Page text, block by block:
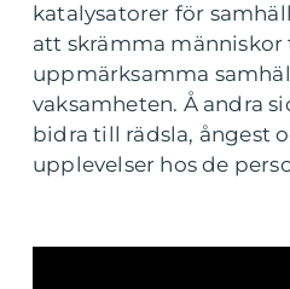
katalysatorer för
att skrämma
uppmärksamma
vaksamheten. Å andra
bidra till rädsla, ångest
upplevelser hos de